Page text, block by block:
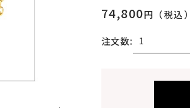
74,800円（税込
注文数: